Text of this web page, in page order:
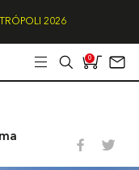
2026
0